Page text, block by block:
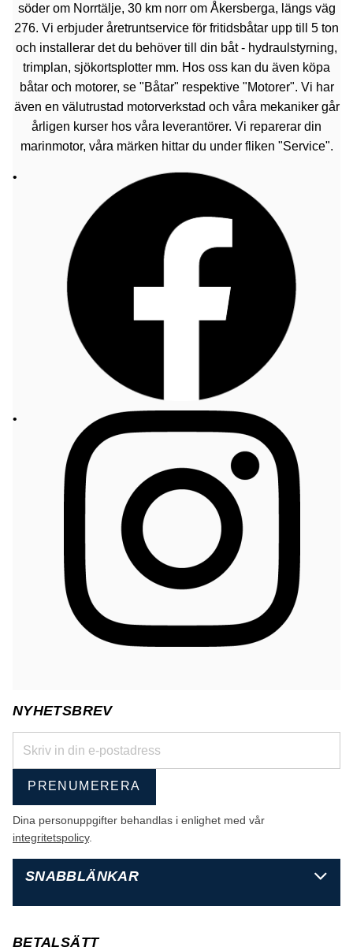
söder om Norrtälje, 30 km norr om Åkersberga, längs väg
276. Vi erbjuder åretruntservice för fritidsbåtar upp till 5 ton
och installerar det du behöver till din båt - hydraulstyrning,
trimplan, sjökortsplotter mm. Hos oss kan du även köpa
båtar och motorer, se "Båtar" respektive "Motorer". Vi har
även en välutrustad motorverkstad och våra mekaniker går
årligen kurser hos våra leverantörer. Vi reparerar din
marinmotor, våra märken hittar du under fliken "Service".
NYHETSBREV
PRENUMERERA
Dina personuppgifter behandlas i enlighet med vår
integritetspolicy.
SNABBLÄNKAR
BETALSÄTT